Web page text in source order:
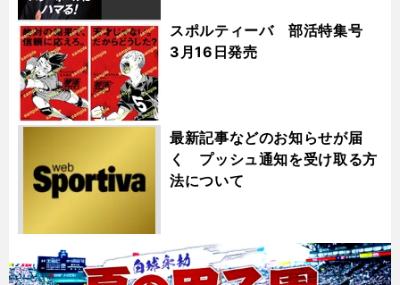
スポルティーバ 部活特集号
3月16日発売
最新記事などのお知らせが届
く プッシュ通知を受け取る方
法について